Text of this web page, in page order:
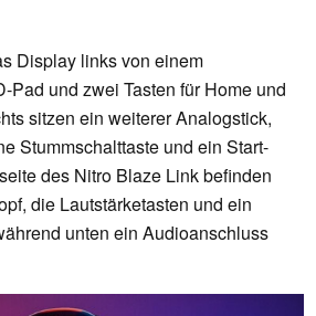
Display links von einem
Pad und zwei Tasten für Home und
sitzen ein weiterer Analogstick,
Stummschalttaste und ein Start-
des Nitro Blaze Link befinden
die Lautstärketasten und ein
unten ein Audioanschluss